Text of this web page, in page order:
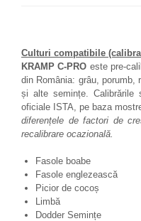
Culturi compatibile
KRAMP C-PRO este pre-
din România: grâu, porumb,
și alte semințe. Calibrările
oficiale ISTA, pe baza
diferențele de factori de
recalibrare ocazională.
Fasole boabe
Fasole englezească
Picior de cocoș
Limbă
Dodder Semințe